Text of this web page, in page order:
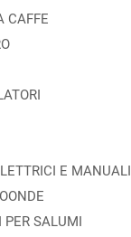
CAFFE
E MANUALI
PER SALUMI